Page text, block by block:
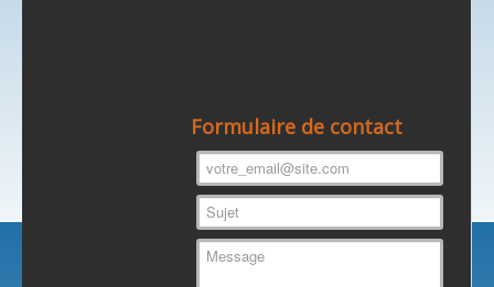
Formulaire de contact